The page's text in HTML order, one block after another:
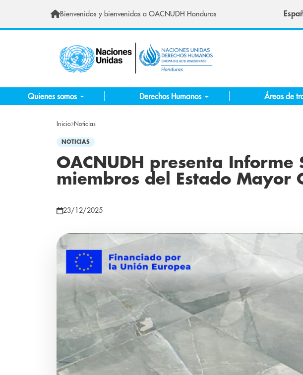
Bienvenidos y bienvenidas a OACNUDH Honduras
Quienes somos Derechos Humanos Áreas de
Inicio Noticias
NOTICIAS
OACNUDH presenta Informe
miembros del Estado Mayor
23/12/2025